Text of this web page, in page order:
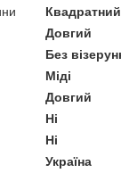
Квадратний
Довгий
Без
Міді
Довгий
Ні
Ні
Україна